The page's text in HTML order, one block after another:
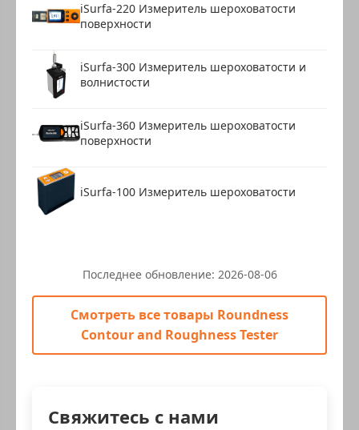
iSurfa-220 Измеритель шероховатости
поверхности
iSurfa-300 Измеритель шероховатости и
волнистости
iSurfa-360 Измеритель шероховатости
поверхности
iSurfa-100 Измеритель шероховатости
Последнее обновление: 2026-08-06
Смотреть все товары Roundness
Contour and Roughness Tester
Свяжитесь с нами